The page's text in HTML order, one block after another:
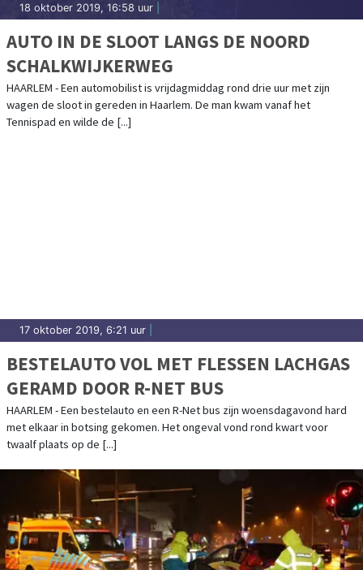
18 oktober 2019, 16:58 uur
AUTO IN DE SLOOT LANGS DE NOORD
SCHALKWIJKERWEG
HAARLEM - Een automobilist is vrijdagmiddag rond drie uur met zijn
wagen de sloot in gereden in Haarlem. De man kwam vanaf het
Tennispad en wilde de [...]
17 oktober 2019, 6:21 uur
BESTELAUTO VOL MET FLESSEN LACHGAS
GERAMD DOOR R-NET BUS
HAARLEM - Een bestelauto en een R-Net bus zijn woensdagavond hard
met elkaar in botsing gekomen. Het ongeval vond rond kwart voor
twaalf plaats op de [...]